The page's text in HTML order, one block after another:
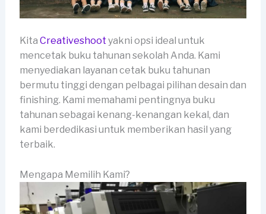
Kita Creativeshoot yakni opsi ideal untuk
mencetak buku tahunan sekolah Anda. Kami
menyediakan layanan cetak buku tahunan
bermutu tinggi dengan pelbagai pilihan desain dan
finishing. Kami memahami pentingnya buku
tahunan sebagai kenang-kenangan kekal, dan
kami berdedikasi untuk memberikan hasil yang
terbaik.
Mengapa Memilih Kami?